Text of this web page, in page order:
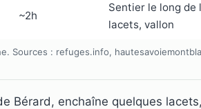
Sources : refuges.info,
~2h
Sentier le long de
lacets, vallon
Bérard, enchaîne quelques